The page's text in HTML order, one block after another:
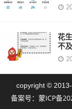
花
不及
copyright ©
备案号： 蒙ICP备